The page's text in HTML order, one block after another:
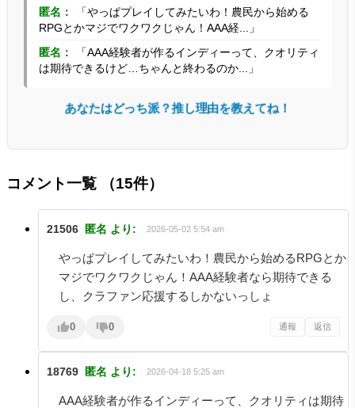
匿名：
「やっぱプレイしてみたいわ！農民から始める
RPGとかマジでワクワクじゃん！AAA経...」
匿名：
「AAA経験者が作るインディーって、クオリティ
は期待できるけど…ちゃんと終わるのか...」
あなたはどっち派？推し理由を教えてね！
コメント一覧 （15件）
21506 匿名 より: 2026-05-02 5:54 am
やっぱプレイしてみたいわ！農民から始めるRPGとか
マジでワクワクじゃん！AAA経験者なら期待できる
し、クラファン応援するしかないっしょ
0 0 通報 返信
18769 匿名 より: 2026-04-18 5:25 am
AAA経験者が作るインディーって、クオリティは期待